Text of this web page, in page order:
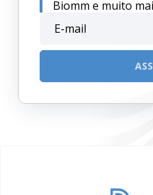
Biomm e muito